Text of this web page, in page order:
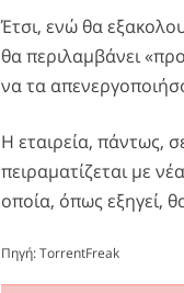
Έτσι, ενώ θα
θα περιλαμβάνει
να τα
Η εταιρεία, πάντως,
πειραματίζεται με
οποία, όπως εξηγεί,
Πηγή:TorrentFreak